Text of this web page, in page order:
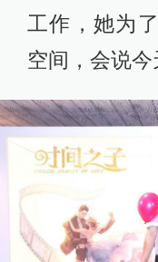
工作，她为
空间，会说今